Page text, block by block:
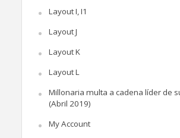
Layout I, I1
Layout J
Layout K
Layout L
Millonaria multa a cadena líder de
(Abril 2019)
My Account